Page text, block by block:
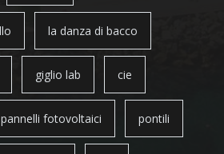
la danza di bacco
giglio lab cie
pannelli fotovoltaici pontili